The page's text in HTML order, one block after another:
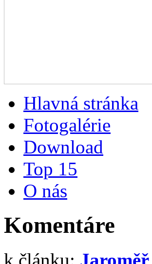
Hlavná stránka
Fotogalérie
Download
Top 15
O nás
Komentáre
k článku: